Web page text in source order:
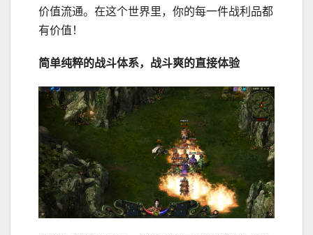
价值流通。在这个世界里，你的每一件战利品都
有价值！
简单纯粹的战斗体系，战斗爽的直接体验